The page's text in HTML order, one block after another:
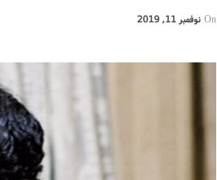
On نوفمبر 11, 2019